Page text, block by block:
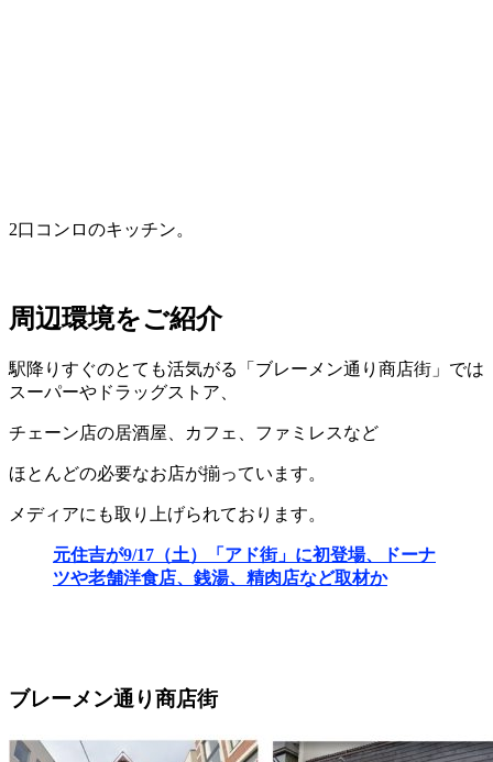
2口コンロのキッチン。
周辺環境をご紹介
駅降りすぐのとても活気がる「ブレーメン通り商店街」では
スーパーやドラッグストア、
チェーン店の居酒屋、カフェ、ファミレスなど
ほとんどの必要なお店が揃っています。
メディアにも取り上げられております。
元住吉が9/17（土）「アド街」に初登場、ドーナ
ツや老舗洋食店、銭湯、精肉店など取材か
ブレーメン通り商店街